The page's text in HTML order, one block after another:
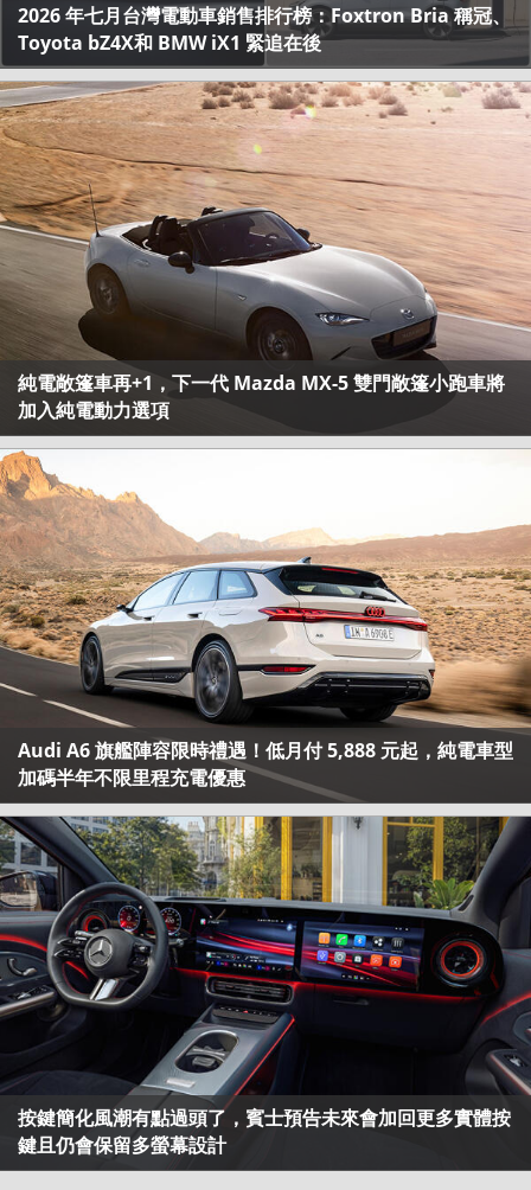
2026 年七月台灣電動車銷售排行榜：Foxtron Bria 稱冠、
Toyota bZ4X和 BMW iX1 緊追在後
純電敞篷車再+1，下一代 Mazda MX-5 雙門敞篷小跑車將
加入純電動力選項
Audi A6 旗艦陣容限時禮遇！低月付 5,888 元起，純電車型
加碼半年不限里程充電優惠
按鍵簡化風潮有點過頭了，賓士預告未來會加回更多實體按
鍵且仍會保留多螢幕設計